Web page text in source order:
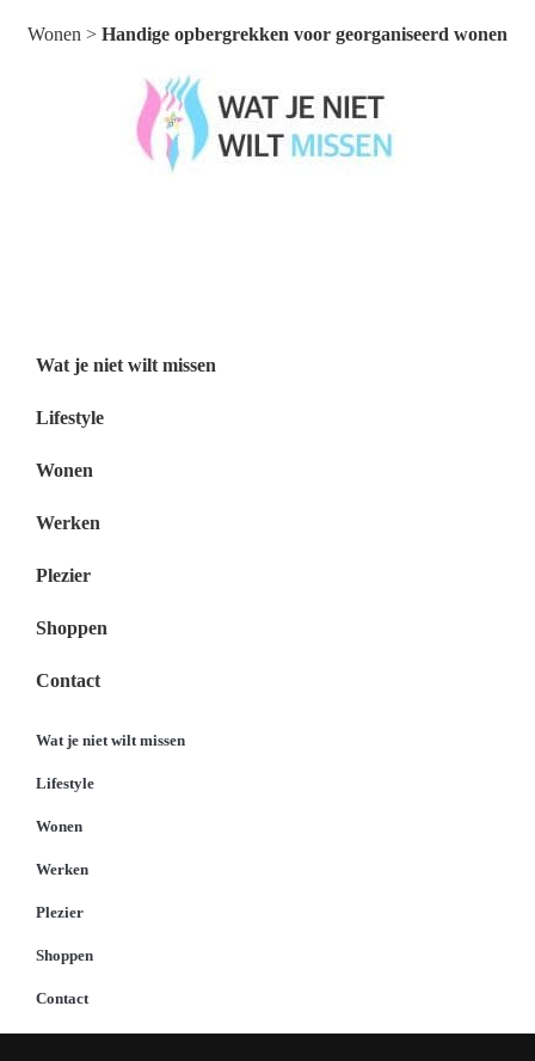
Wonen > Handige opbergrekken voor georganiseerd wonen
Wat je niet wilt missen
Lifestyle
Wonen
Werken
Plezier
Shoppen
Contact
Wat je niet wilt missen
Lifestyle
Wonen
Werken
Plezier
Shoppen
Contact